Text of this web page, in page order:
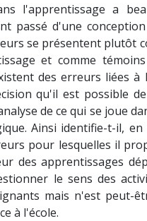
l'apprentissage a
passé d'une
se présentent plutôt
et comme
des erreurs liées
qu'il est possible
de ce qui se joue
Ainsi identifie-t-il,
pour lesquelles il
des apprentissages
le sens des
mais n'est peut-
à l'école.